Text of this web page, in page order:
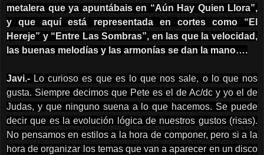
metalera que ya apuntábais en “Aún Hay Quien Llora”,
y que aquí está representada en cortes como “El
Hereje” y “Entre Las Sombras”, en las que la velocidad,
las buenas melodías y las armonías se dan la mano….
Javi.- Lo curioso es que es lo que nos sale, o lo que nos
gusta. Siempre decimos que Pete es el de Ac/dc y yo el de
Judas, y que ninguno suena a lo que hacemos. Se puede
decir que es la evolución lógica de nuestros gustos (risas).
No pensamos en estilos a la hora de componer, pero si a la
hora de organizar los temas que van a aparecer en un disco